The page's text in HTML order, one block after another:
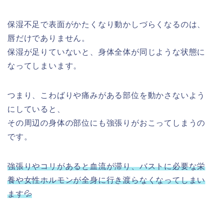
保湿不足で表面がかたくなり動かしづらくなるのは、
唇だけでありません。
保湿が足りていないと、身体全体が同じような状態に
なってしまいます。
つまり、こわばりや痛みがある部位を動かさないよう
にしていると、
その周辺の身体の部位にも強張りがおこってしまうの
です。
強張りやコリがあると血流が滞り、バストに必要な栄
養や女性ホルモンが全身に行き渡らなくなってしまい
ます💦